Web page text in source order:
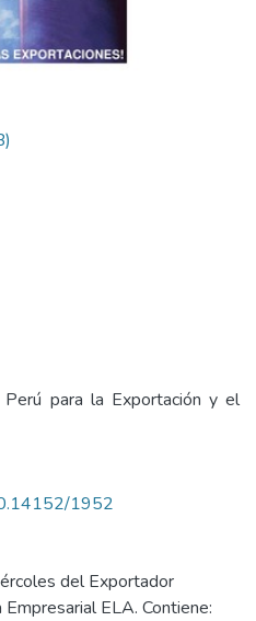
para la Exportación y el
1952
del Exportador
ELA. Contiene: